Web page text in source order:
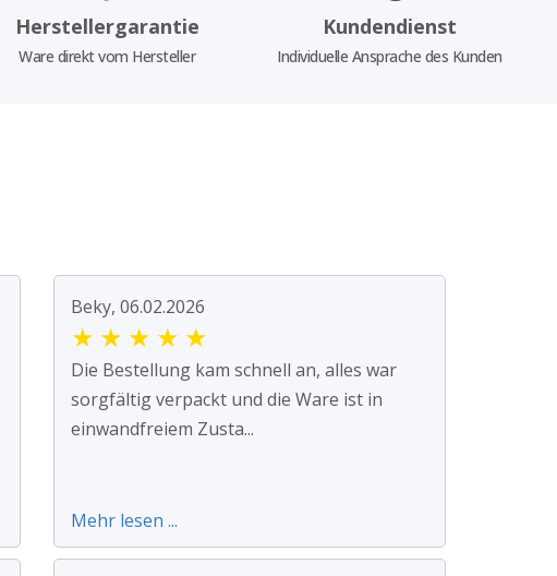
Herstellergarantie
Ware direkt vom Hersteller
Kundendienst
Individuelle Ansprache des Kunden
Beky, 06.02.2026
★ ★ ★ ★ ★
Die Bestellung kam schnell an, alles war
sorgfältig verpackt und die Ware ist in
einwandfreiem Zusta...
Mehr lesen ...